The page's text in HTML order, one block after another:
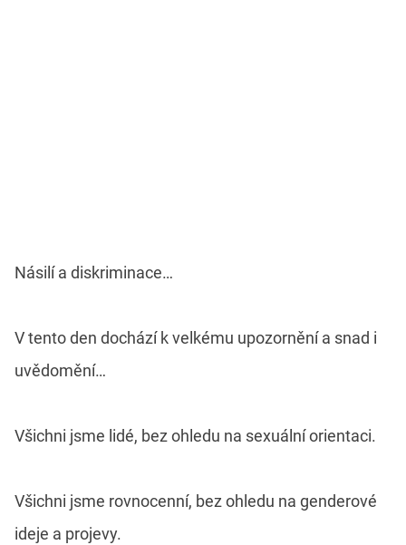
Násilí a diskriminace…
V tento den dochází k velkému upozornění a snad i
uvědomění…
Všichni jsme lidé, bez ohledu na sexuální orientaci.
Všichni jsme rovnocenní, bez ohledu na genderové
ideje a projevy.